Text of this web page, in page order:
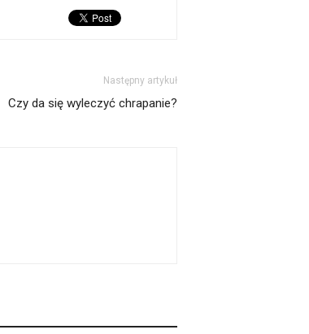
Następny artykuł
Czy da się wyleczyć chrapanie?